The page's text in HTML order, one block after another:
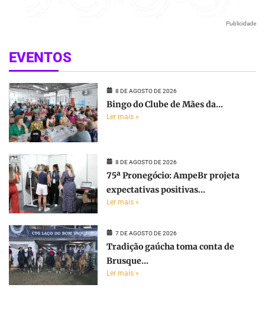
Publicidade
EVENTOS
8 DE AGOSTO DE 2026
Bingo do Clube de Mães da...
Ler mais »
8 DE AGOSTO DE 2026
75ª Pronegócio: AmpeBr projeta
expectativas positivas...
Ler mais »
7 DE AGOSTO DE 2026
Tradição gaúcha toma conta de
Brusque...
Ler mais »